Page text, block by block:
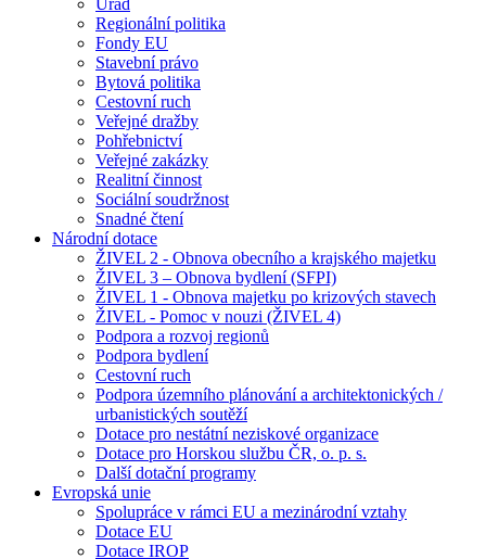
Regionální politika
Fondy EU
Stavební právo
Bytová politika
Cestovní ruch
Veřejné dražby
Pohřebnictví
Veřejné zakázky
Realitní činnost
Sociální soudržnost
Snadné čtení
Národní dotace
ŽIVEL 2 - Obnova obecního a krajského majetku
ŽIVEL 3 – Obnova bydlení (SFPI)
ŽIVEL 1 - Obnova majetku po krizových stavech
ŽIVEL - Pomoc v nouzi (ŽIVEL 4)
Podpora a rozvoj regionů
Podpora bydlení
Cestovní ruch
Podpora územního plánování a architektonických /
urbanistických soutěží
Dotace pro nestátní neziskové organizace
Dotace pro Horskou službu ČR, o. p. s.
Další dotační programy
Evropská unie
Spolupráce v rámci EU a mezinárodní vztahy
Dotace EU
Dotace IROP